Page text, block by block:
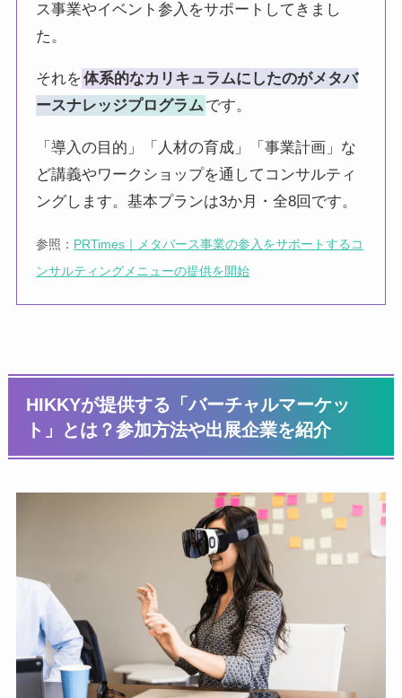
ス事業やイベント参入をサポートしてきまし
た。
それを体系的なカリキュラムにしたのがメタバ
ースナレッジプログラムです。
「導入の目的」「人材の育成」「事業計画」な
ど講義やワークショップを通してコンサルティ
ングします。基本プランは3か月・全8回です。
参照： PRTimes｜メタバース事業の参入をサポートするコ
ンサルティングメニューの提供を開始
HIKKYが提供する「バーチャルマーケッ
ト」とは？参加方法や出展企業を紹介